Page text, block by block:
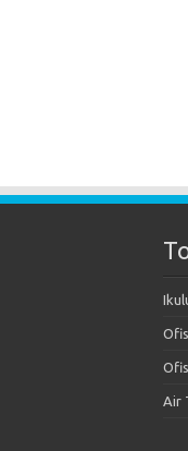
Air